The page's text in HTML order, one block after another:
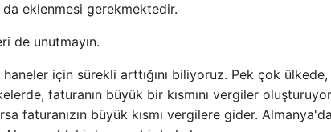
da eklenmesi gerekmektedir.
de unutmayın.
için sürekli arttığını biliyoruz. Pek çok ülkede,
faturanın büyük bir kısmını vergiler
faturanızın büyük kısmı vergilere gider.